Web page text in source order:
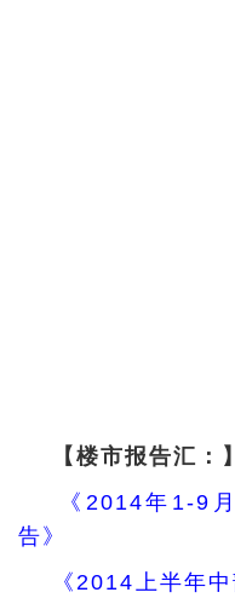
【楼市报告汇：】
《2014年1-9
告》
《2014上半年